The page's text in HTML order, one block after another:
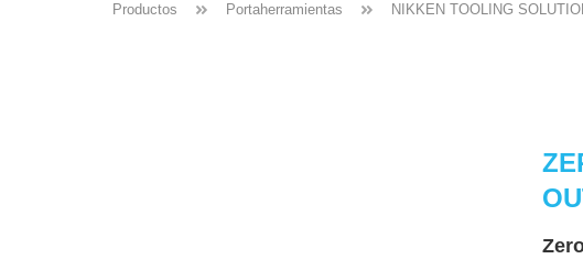
Productos Portaherramientas NIKKEN TOOLING